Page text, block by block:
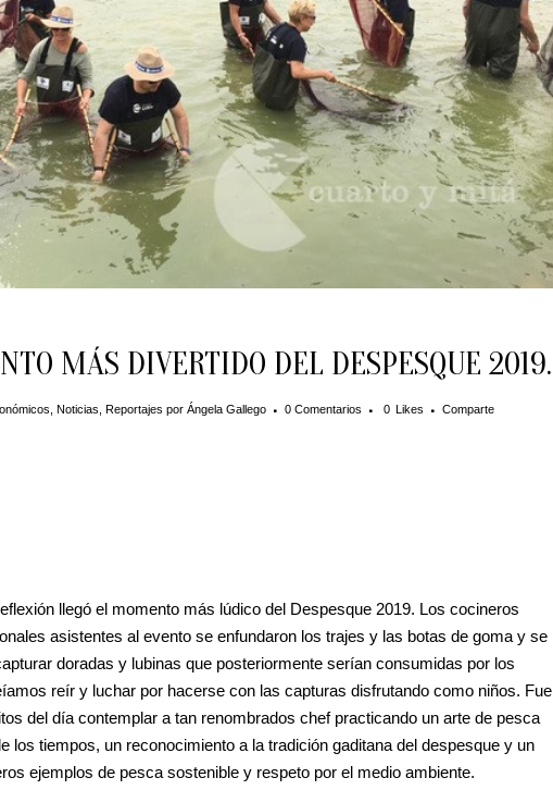
MÁS DIVERTIDO DEL DESPESQUE 2019.
Noticias Reportajes por Ángela Gallego 0 Comentarios 0 Likes Comparte
llegó el momento más lúdico del Despesque 2019. Los cocineros
asistentes al evento se enfundaron los trajes y las botas de goma y se
doradas y lubinas que posteriormente serían consumidas por los
reír y luchar por hacerse con las capturas disfrutando como niños. Fue
del día contemplar a tan renombrados chef practicando un arte de pesca
los tiempos, un reconocimiento a la tradición gaditana del despesque y un
ejemplos de pesca sostenible y respeto por el medio ambiente.